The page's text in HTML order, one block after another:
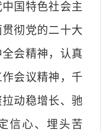
国特色社会主
彻党的二十大
会精神，认真
会议精神，千
动稳增长、驰
信心、埋头苦